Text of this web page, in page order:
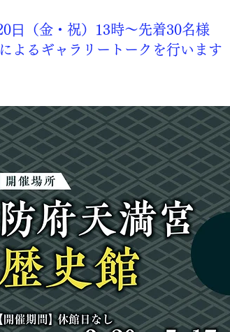
⽇（金・祝）13時～先着30名様
よるギャラリートークを行います